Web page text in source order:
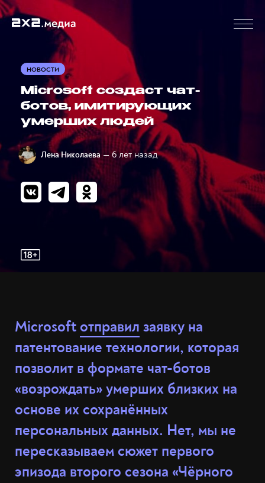
НОВОСТИ
Microsoft создаст чат-
ботов, имитирующих
умерших людей
Лена Николаева — 6 лет назад
Microsoft отправил заявку на
патентование технологии, которая
позволит в формате чат-ботов
«возрождать» умерших близких на
основе их сохранённых
персональных данных. Нет, мы не
пересказываем сюжет первого
эпизода второго сезона «Чёрного